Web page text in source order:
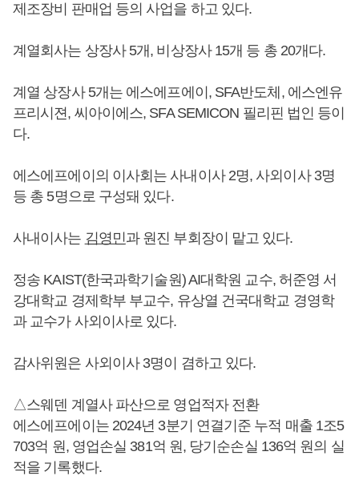
제조장비 판매업 등의 사업을 하고 있다.
계열회사는 상장사 5개, 비상장사 15개 등 총 20개다.
계열 상장사 5개는 에스에프에이, SFA반도체, 에스엔유
프리시젼, 씨아이에스, SFA SEMICON 필리핀 법인 등이
다.
에스에프에이의 이사회는 사내이사 2명, 사외이사 3명
등 총 5명으로 구성돼 있다.
사내이사는 김영민과 원진 부회장이 맡고 있다.
정송 KAIST(한국과학기술원) AI대학원 교수, 허준영 서
강대학교 경제학부 부교수, 유상열 건국대학교 경영학
과 교수가 사외이사로 있다.
감사위원은 사외이사 3명이 겸하고 있다.
△스웨덴 계열사 파산으로 영업적자 전환
에스에프에이는 2024년 3분기 연결기준 누적 매출 1조5
703억 원, 영업손실 381억 원, 당기순손실 136억 원의 실
적을 기록했다.